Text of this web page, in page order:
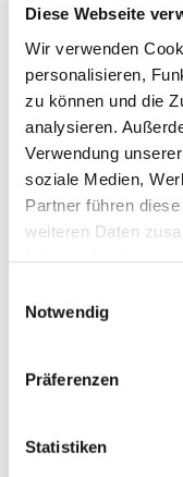
Diese Webseite
Wir verwenden
personalisieren,
zu können und die
analysieren.
Verwendung
soziale Medien,
Partner führen
weiteren Daten
Notwendig
Präferenzen
Statistiken